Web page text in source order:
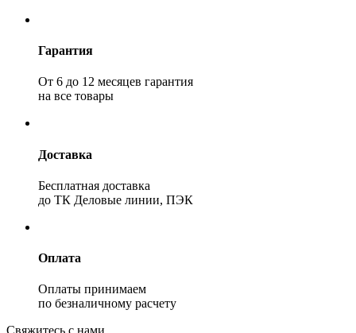
Гарантия
От 6 до 12 месяцев гарантия
на все товары
Доставка
Бесплатная доставка
до ТК Деловые линии, ПЭК
Оплата
Оплаты принимаем
по безналичному расчету